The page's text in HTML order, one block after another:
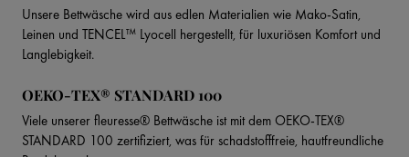
Unsere Bettwäsche wird aus edlen Materialien wie Mako-Satin,
Leinen und TENCEL™ Lyocell hergestellt, für luxuriösen Komfort und
Langlebigkeit.
OEKO-TEX® STANDARD 100
Viele unserer fleuresse® Bettwäsche ist mit dem OEKO-TEX®
STANDARD 100 zertifiziert, was für schadstofffreie, hautfreundliche